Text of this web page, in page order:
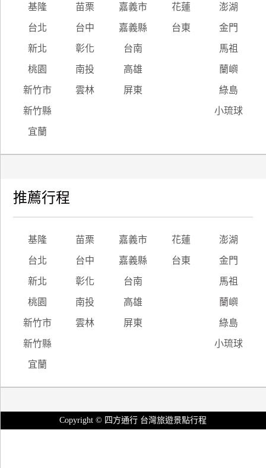
基隆 苗栗 嘉義市 花蓮 澎湖
台北 台中 嘉義縣 台東 金門
新北 彰化 台南 馬祖
桃園 南投 高雄 蘭嶼
新竹市 雲林 屏東 綠島
新竹縣 小琉球
宜蘭
推薦行程
基隆 苗栗 嘉義市 花蓮 澎湖
台北 台中 嘉義縣 台東 金門
新北 彰化 台南 馬祖
桃園 南投 高雄 蘭嶼
新竹市 雲林 屏東 綠島
新竹縣 小琉球
宜蘭
Copyright © 四方通行 台灣旅遊景點行程